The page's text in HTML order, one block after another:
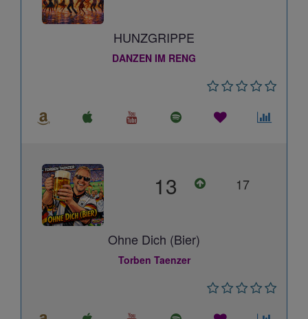
HUNZGRIPPE
DANZEN IM RENG
13 17
Ohne Dich (Bier)
Torben Taenzer